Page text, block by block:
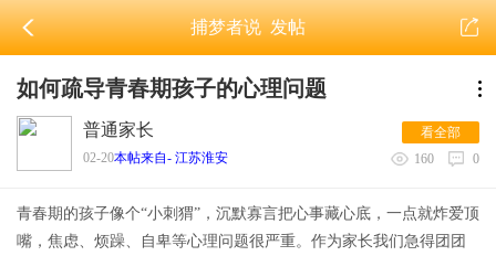
捕梦者说发帖
如何疏导青春期孩子的心理问题
普通家长
02-20本帖来自- 江苏淮安
看全部
160
0
青春期的孩子像个“小刺猬”，沉默寡言把心事藏心底，一点就炸爱顶
嘴，焦虑、烦躁、自卑等心理问题很严重。作为家长我们急得团团